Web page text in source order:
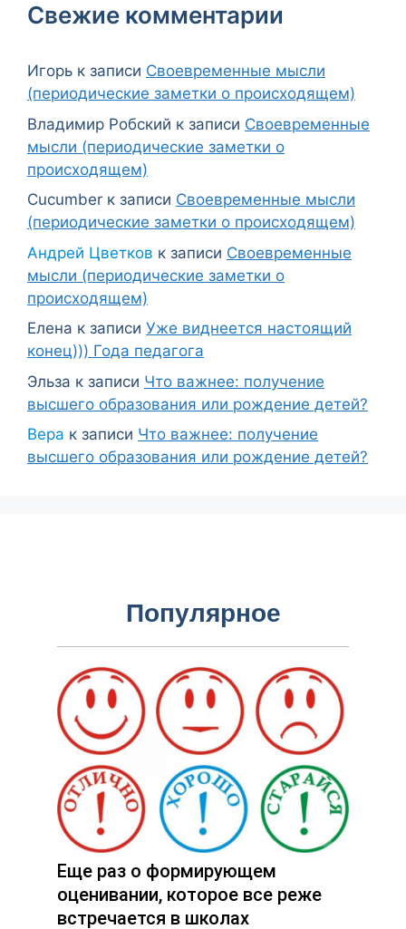
Свежие комментарии
Игорь к записи Своевременные мысли
(периодические заметки о происходящем)
Владимир Робский к записи Своевременные
мысли (периодические заметки о
происходящем)
Cucumber к записи Своевременные мысли
(периодические заметки о происходящем)
Андрей Цветков к записи Своевременные
мысли (периодические заметки о
происходящем)
Елена к записи Уже виднеется настоящий
конец))) Года педагога
Эльза к записи Что важнее: получение
высшего образования или рождение детей?
Вера к записи Что важнее: получение
высшего образования или рождение детей?
Популярное
Еще раз о формирующем
оценивании, которое все реже
встречается в школах